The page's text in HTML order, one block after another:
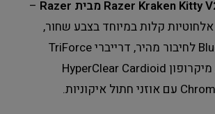
–
אלחוטיות קלות במיוחד בצבע שחור,
עם Bluetooth 5.2 לחיבור מהיר, דרייברי TriForce
בקוטר 40 מ"מ, מיקרופון HyperClear Cardioid